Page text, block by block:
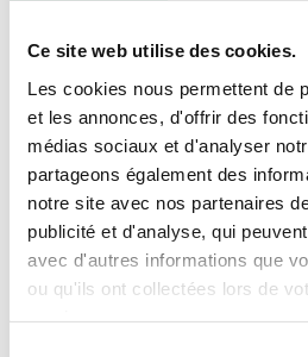
Ce site web utilise des cookies.
Les cookies nous permettent de
et les annonces, d'offrir des
médias sociaux et d'analyser
partageons également des
notre site avec nos partenaires
publicité et d'analyse, qui
avec d'autres informations que
ou qu'ils ont collectées lors de
toutes les mesures et
de protéger ses propres
de la contamination par
autre procédé de piratage
Il est rappelé que Cactus
de courriers électroniques
à recueillir des informations
d’accès, mots de passe ou
bancaires).